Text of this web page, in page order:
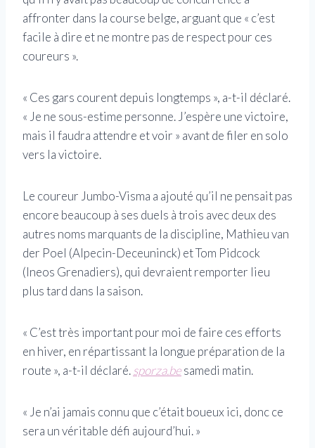
affronter dans la course belge, arguant que « c’est
facile à dire et ne montre pas de respect pour ces
coureurs ».
« Ces gars courent depuis longtemps », a-t-il déclaré.
« Je ne sous-estime personne. J’espère une victoire,
mais il faudra attendre et voir » avant de filer en solo
vers la victoire.
Le coureur Jumbo-Visma a ajouté qu’il ne pensait pas
encore beaucoup à ses duels à trois avec deux des
autres noms marquants de la discipline, Mathieu van
der Poel (Alpecin-Deceuninck) et Tom Pidcock
(Ineos Grenadiers), qui devraient remporter lieu
plus tard dans la saison.
« C’est très important pour moi de faire ces efforts
en hiver, en répartissant la longue préparation de la
route », a-t-il déclaré. sporza.besamedi matin.
« Je n’ai jamais connu que c’était boueux ici, donc ce
sera un véritable défi aujourd’hui. »